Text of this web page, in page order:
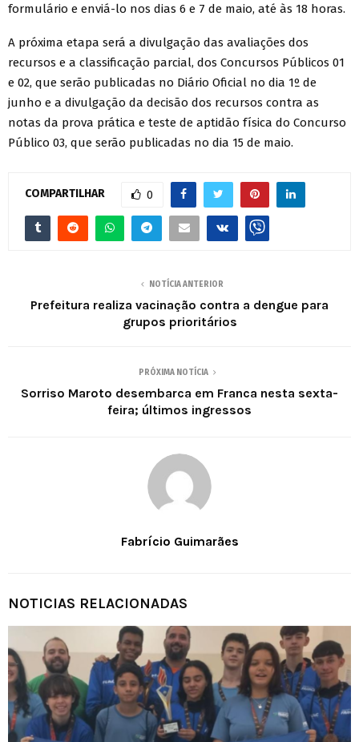
formulário e enviá-lo nos dias 6 e 7 de maio, até às 18 horas.
A próxima etapa será a divulgação das avaliações dos
recursos e a classificação parcial, dos Concursos Públicos 01
e 02, que serão publicadas no Diário Oficial no dia 1º de
junho e a divulgação da decisão dos recursos contra as
notas da prova prática e teste de aptidão física do Concurso
Público 03, que serão publicadas no dia 15 de maio.
COMPARTILHAR 0
NOTÍCIA ANTERIOR
Prefeitura realiza vacinação contra a dengue para
grupos prioritários
PRÓXIMA NOTÍCIA
Sorriso Maroto desembarca em Franca nesta sexta-
feira; últimos ingressos
Fabrício Guimarães
NOTICIAS RELACIONADAS